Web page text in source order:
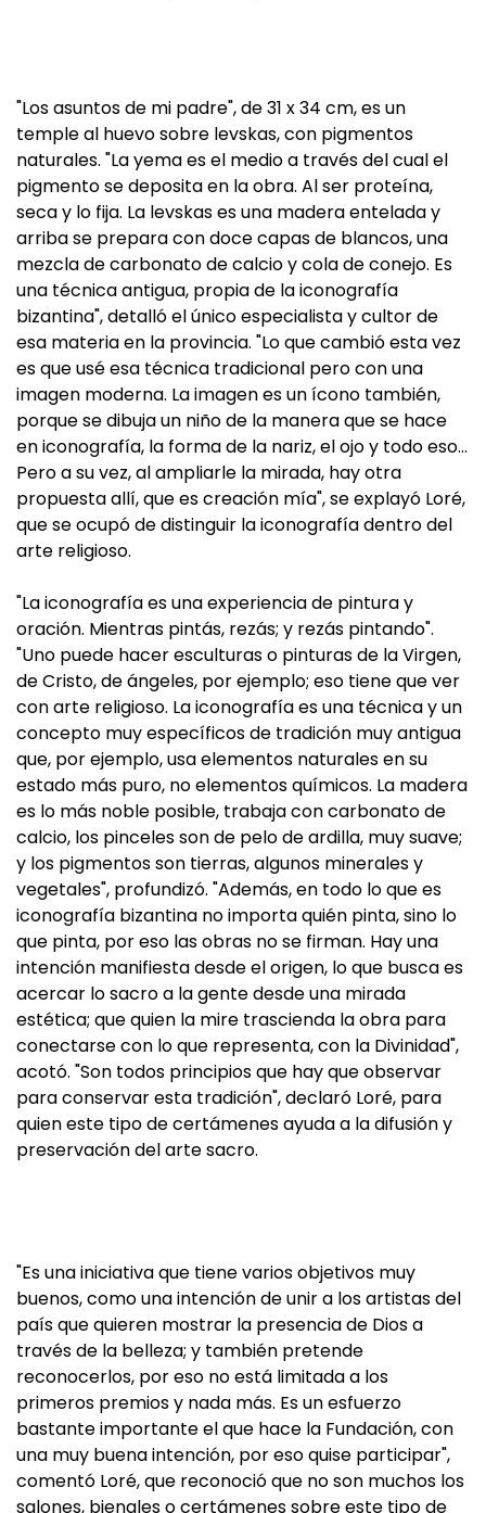
"Los asuntos de mi padre", de 31 x 34 cm, es un
temple al huevo sobre levskas, con pigmentos
naturales. "La yema es el medio a través del cual el
pigmento se deposita en la obra. Al ser proteína,
seca y lo fija. La levskas es una madera entelada y
arriba se prepara con doce capas de blancos, una
mezcla de carbonato de calcio y cola de conejo. Es
una técnica antigua, propia de la iconografía
bizantina", detalló el único especialista y cultor de
esa materia en la provincia. "Lo que cambió esta vez
es que usé esa técnica tradicional pero con una
imagen moderna. La imagen es un ícono también,
porque se dibuja un niño de la manera que se hace
en iconografía, la forma de la nariz, el ojo y todo eso…
Pero a su vez, al ampliarle la mirada, hay otra
propuesta allí, que es creación mía", se explayó Loré,
que se ocupó de distinguir la iconografía dentro del
arte religioso.
"La iconografía es una experiencia de pintura y
oración. Mientras pintás, rezás; y rezás pintando".
"Uno puede hacer esculturas o pinturas de la Virgen,
de Cristo, de ángeles, por ejemplo; eso tiene que ver
con arte religioso. La iconografía es una técnica y un
concepto muy específicos de tradición muy antigua
que, por ejemplo, usa elementos naturales en su
estado más puro, no elementos químicos. La madera
es lo más noble posible, trabaja con carbonato de
calcio, los pinceles son de pelo de ardilla, muy suave;
y los pigmentos son tierras, algunos minerales y
vegetales", profundizó. "Además, en todo lo que es
iconografía bizantina no importa quién pinta, sino lo
que pinta, por eso las obras no se firman. Hay una
intención manifiesta desde el origen, lo que busca es
acercar lo sacro a la gente desde una mirada
estética; que quien la mire trascienda la obra para
conectarse con lo que representa, con la Divinidad",
acotó. "Son todos principios que hay que observar
para conservar esta tradición", declaró Loré, para
quien este tipo de certámenes ayuda a la difusión y
preservación del arte sacro.
"Es una iniciativa que tiene varios objetivos muy
buenos, como una intención de unir a los artistas del
país que quieren mostrar la presencia de Dios a
través de la belleza; y también pretende
reconocerlos, por eso no está limitada a los
primeros premios y nada más. Es un esfuerzo
bastante importante el que hace la Fundación, con
una muy buena intención, por eso quise participar",
comentó Loré, que reconoció que no son muchos los
salones, bienales o certámenes sobre este tipo de